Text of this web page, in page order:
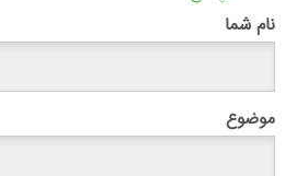
نام شما
موضوع